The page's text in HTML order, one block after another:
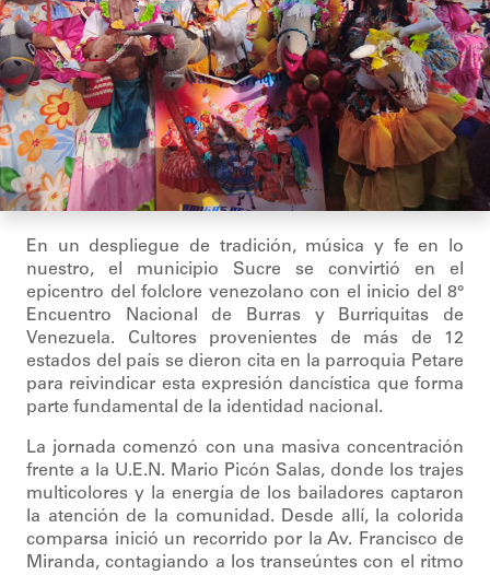
En un despliegue de tradición, música y fe en lo
nuestro, el municipio Sucre se convirtió en el
epicentro del folclore venezolano con el inicio del 8°
Encuentro Nacional de Burras y Burriquitas de
Venezuela. Cultores provenientes de más de 12
estados del país se dieron cita en la parroquia Petare
para reivindicar esta expresión dancística que forma
parte fundamental de la identidad nacional.
La jornada comenzó con una masiva concentración
frente a la U.E.N. Mario Picón Salas, donde los trajes
multicolores y la energía de los bailadores captaron
la atención de la comunidad. Desde allí, la colorida
comparsa inició un recorrido por la Av. Francisco de
Miranda, contagiando a los transeúntes con el ritmo